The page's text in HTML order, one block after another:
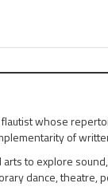
whose
of
to explore
dance, theatre,